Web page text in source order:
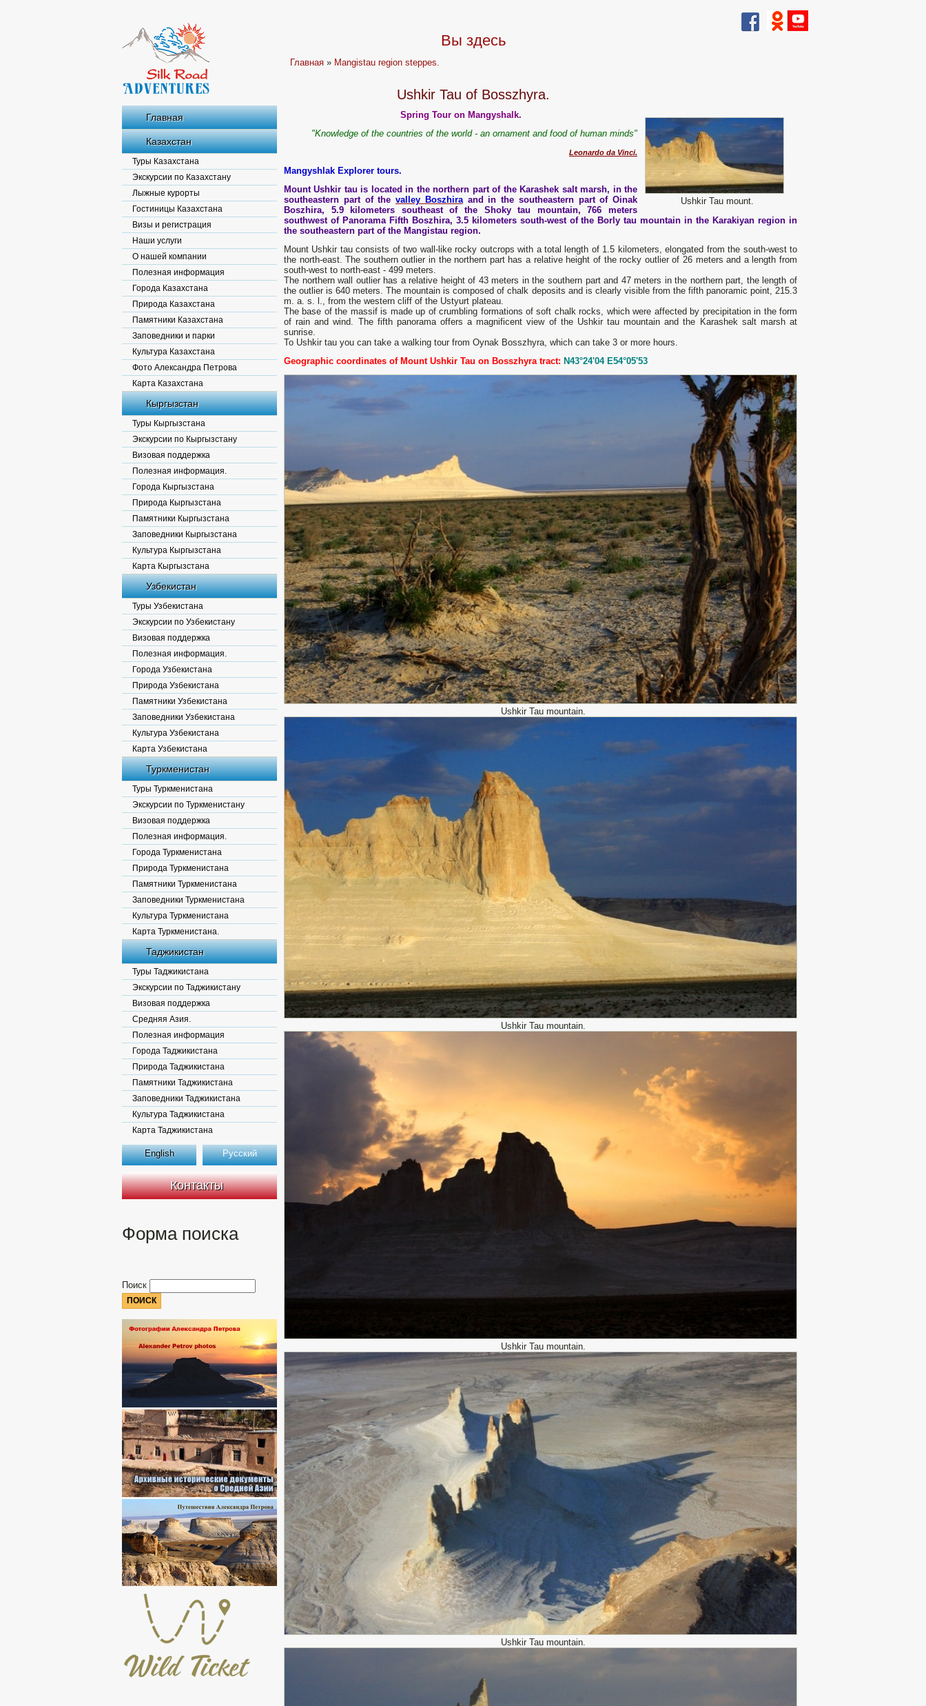
Главная
Казахстан
Туры Казахстана
Экскурсии по Казахстану
Лыжные курорты
Гостиницы Казахстана
Визы и регистрация
Наши услуги
О нашей компании
Полезная информация
Города Казахстана
Природа Казахстана
Памятники Казахстана
Заповедники и парки
Культура Казахстана
Фото Александра Петрова
Карта Казахстана
Кыргызстан
Туры Кыргызстана
Экскурсии по Кыргызстану
Визовая поддержка
Полезная информация.
Города Кыргызстана
Природа Кыргызстана
Памятники Кыргызстана
Заповедники Кыргызстана
Культура Кыргызстана
Карта Кыргызстана
Узбекистан
Туры Узбекистана
Экскурсии по Узбекистану
Визовая поддержка
Полезная информация.
Города Узбекистана
Природа Узбекистана
Памятники Узбекистана
Заповедники Узбекистана
Культура Узбекистана
Карта Узбекистана
Туркменистан
Туры Туркменистана
Экскурсии по Туркменистану
Визовая поддержка
Полезная информация.
Города Туркменистана
Природа Туркменистана
Памятники Туркменистана
Заповедники Туркменистана
Культура Туркменистана
Карта Туркменистана.
Таджикистан
Туры Таджикистана
Экскурсии по Таджикистану
Визовая поддержка
Средняя Азия.
Полезная информация
Города Таджикистана
Природа Таджикистана
Памятники Таджикистана
Заповедники Таджикистана
Культура Таджикистана
Карта Таджикистана
English Русский
Контакты
Форма поиска
Поиск
Вы здесь
Главная » Mangistau region steppes.
Ushkir Tau of Bosszhyra.
Ushkir Tau mount.
Spring Tour on Mangyshalk.
"Knowledge of the countries of the world - an ornament and food of human minds"
Leonardo da Vinci.
Mangyshlak Explorer tours.
Mount Ushkir tau is located in the northern part of the Karashek salt marsh, in the
southeastern part of the valley Boszhira and in the southeastern part of Oinak
Boszhira, 5.9 kilometers southeast of the Shoky tau mountain, 766 meters
southwest of Panorama Fifth Boszhira, 3.5 kilometers south-west of the Borly tau mountain in the Karakiyan region in
the southeastern part of the Mangistau region.
Mount Ushkir tau consists of two wall-like rocky outcrops with a total length of 1.5 kilometers, elongated from the south-west to
the north-east. The southern outlier in the northern part has a relative height of the rocky outlier of 26 meters and a length from
south-west to north-east - 499 meters.
The northern wall outlier has a relative height of 43 meters in the southern part and 47 meters in the northern part, the length of
the outlier is 640 meters. The mountain is composed of chalk deposits and is clearly visible from the fifth panoramic point, 215.3
m. a. s. l., from the western cliff of the Ustyurt plateau.
The base of the massif is made up of crumbling formations of soft chalk rocks, which were affected by precipitation in the form
of rain and wind. The fifth panorama offers a magnificent view of the Ushkir tau mountain and the Karashek salt marsh at
sunrise.
To Ushkir tau you can take a walking tour from Oynak Bosszhyra, which can take 3 or more hours.
Geographic coordinates of Mount Ushkir Tau on Bosszhyra tract: N43°24'04 E54°05'53
Ushkir Tau mountain.
Ushkir Tau mountain.
Ushkir Tau mountain.
Ushkir Tau mountain.